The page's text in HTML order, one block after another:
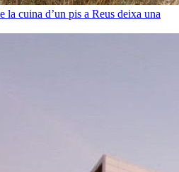
la cuina d’un pis a Reus deixa una